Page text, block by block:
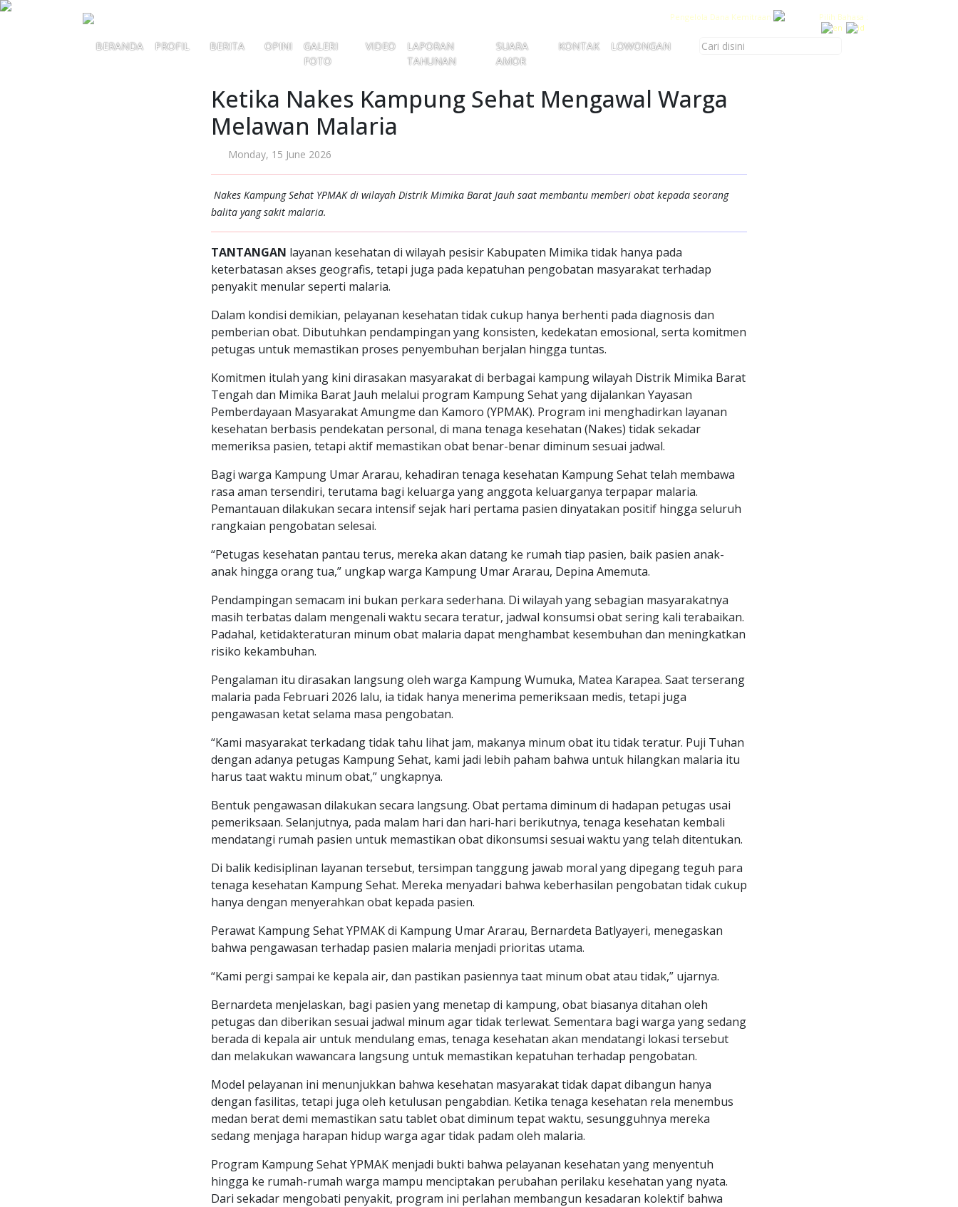
Pengelola Dana Kemitraan Pilih Bahasa :
BERANDA PROFIL BERITA OPINI
GALERI
FOTO
VIDEO
LAPORAN
TAHUNAN
SUARA
AMOR
KONTAK LOWONGAN
Ketika Nakes Kampung Sehat Mengawal Warga
Melawan Malaria
Monday, 15 June 2026
Nakes Kampung Sehat YPMAK di wilayah Distrik Mimika Barat Jauh saat membantu memberi obat kepada seorang
balita yang sakit malaria.
TANTANGAN layanan kesehatan di wilayah pesisir Kabupaten Mimika tidak hanya pada
keterbatasan akses geografis, tetapi juga pada kepatuhan pengobatan masyarakat terhadap
penyakit menular seperti malaria.
Dalam kondisi demikian, pelayanan kesehatan tidak cukup hanya berhenti pada diagnosis dan
pemberian obat. Dibutuhkan pendampingan yang konsisten, kedekatan emosional, serta komitmen
petugas untuk memastikan proses penyembuhan berjalan hingga tuntas.
Komitmen itulah yang kini dirasakan masyarakat di berbagai kampung wilayah Distrik Mimika Barat
Tengah dan Mimika Barat Jauh melalui program Kampung Sehat yang dijalankan Yayasan
Pemberdayaan Masyarakat Amungme dan Kamoro (YPMAK). Program ini menghadirkan layanan
kesehatan berbasis pendekatan personal, di mana tenaga kesehatan (Nakes) tidak sekadar
memeriksa pasien, tetapi aktif memastikan obat benar-benar diminum sesuai jadwal.
Bagi warga Kampung Umar Ararau, kehadiran tenaga kesehatan Kampung Sehat telah membawa
rasa aman tersendiri, terutama bagi keluarga yang anggota keluarganya terpapar malaria.
Pemantauan dilakukan secara intensif sejak hari pertama pasien dinyatakan positif hingga seluruh
rangkaian pengobatan selesai.
“Petugas kesehatan pantau terus, mereka akan datang ke rumah tiap pasien, baik pasien anak-
anak hingga orang tua,” ungkap warga Kampung Umar Ararau, Depina Amemuta.
Pendampingan semacam ini bukan perkara sederhana. Di wilayah yang sebagian masyarakatnya
masih terbatas dalam mengenali waktu secara teratur, jadwal konsumsi obat sering kali terabaikan.
Padahal, ketidakteraturan minum obat malaria dapat menghambat kesembuhan dan meningkatkan
risiko kekambuhan.
Pengalaman itu dirasakan langsung oleh warga Kampung Wumuka, Matea Karapea. Saat terserang
malaria pada Februari 2026 lalu, ia tidak hanya menerima pemeriksaan medis, tetapi juga
pengawasan ketat selama masa pengobatan.
“Kami masyarakat terkadang tidak tahu lihat jam, makanya minum obat itu tidak teratur. Puji Tuhan
dengan adanya petugas Kampung Sehat, kami jadi lebih paham bahwa untuk hilangkan malaria itu
harus taat waktu minum obat,” ungkapnya.
Bentuk pengawasan dilakukan secara langsung. Obat pertama diminum di hadapan petugas usai
pemeriksaan. Selanjutnya, pada malam hari dan hari-hari berikutnya, tenaga kesehatan kembali
mendatangi rumah pasien untuk memastikan obat dikonsumsi sesuai waktu yang telah ditentukan.
Di balik kedisiplinan layanan tersebut, tersimpan tanggung jawab moral yang dipegang teguh para
tenaga kesehatan Kampung Sehat. Mereka menyadari bahwa keberhasilan pengobatan tidak cukup
hanya dengan menyerahkan obat kepada pasien.
Perawat Kampung Sehat YPMAK di Kampung Umar Ararau, Bernardeta Batlyayeri, menegaskan
bahwa pengawasan terhadap pasien malaria menjadi prioritas utama.
“Kami pergi sampai ke kepala air, dan pastikan pasiennya taat minum obat atau tidak,” ujarnya.
Bernardeta menjelaskan, bagi pasien yang menetap di kampung, obat biasanya ditahan oleh
petugas dan diberikan sesuai jadwal minum agar tidak terlewat. Sementara bagi warga yang sedang
berada di kepala air untuk mendulang emas, tenaga kesehatan akan mendatangi lokasi tersebut
dan melakukan wawancara langsung untuk memastikan kepatuhan terhadap pengobatan.
Model pelayanan ini menunjukkan bahwa kesehatan masyarakat tidak dapat dibangun hanya
dengan fasilitas, tetapi juga oleh ketulusan pengabdian. Ketika tenaga kesehatan rela menembus
medan berat demi memastikan satu tablet obat diminum tepat waktu, sesungguhnya mereka
sedang menjaga harapan hidup warga agar tidak padam oleh malaria.
Program Kampung Sehat YPMAK menjadi bukti bahwa pelayanan kesehatan yang menyentuh
hingga ke rumah-rumah warga mampu menciptakan perubahan perilaku kesehatan yang nyata.
Dari sekadar mengobati penyakit, program ini perlahan membangun kesadaran kolektif bahwa